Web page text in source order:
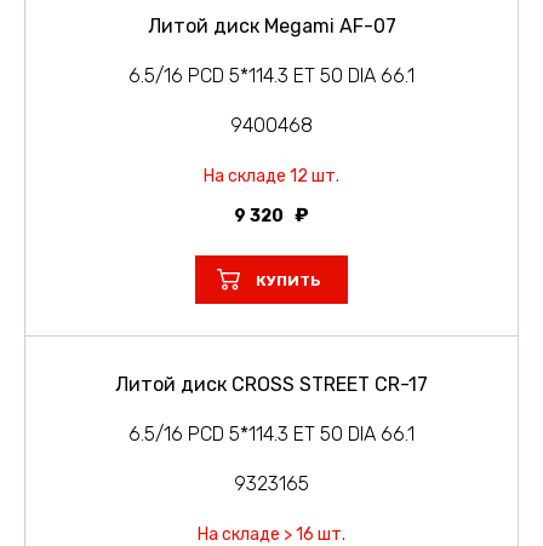
Литой диск Megami AF-07
6.5/16 PCD 5*114.3 ET 50 DIA 66.1
9400468
На складе 12 шт.
9 320
КУПИТЬ
Литой диск CROSS STREET CR-17
6.5/16 PCD 5*114.3 ET 50 DIA 66.1
9323165
На складе > 16 шт.